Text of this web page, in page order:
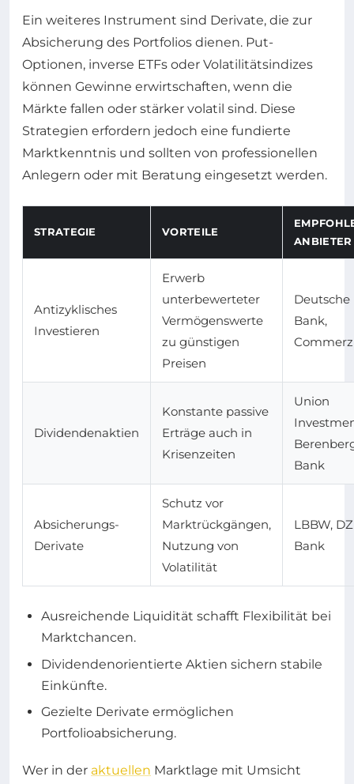
Ein weiteres Instrument sind Derivate, die zur
Absicherung des Portfolios dienen. Put-
Optionen, inverse ETFs oder Volatilitätsindizes
können Gewinne erwirtschaften, wenn die
Märkte fallen oder stärker volatil sind. Diese
Strategien erfordern jedoch eine fundierte
Marktkenntnis und sollten von professionellen
Anlegern oder mit Beratung eingesetzt werden.
STRATEGIE VORTEILE
ANBIETER
Antizyklisches
Investieren
Erwerb
unterbewerteter
Vermögenswerte
zu günstigen
Preisen
Deutsche
Bank,
Dividendenaktien
Konstante passive
Erträge auch in
Krisenzeiten
Union
Bank
Absicherungs-
Derivate
Schutz vor
Marktrückgängen,
Nutzung von
Volatilität
LBBW, DZ
Bank
Ausreichende Liquidität schafft Flexibilität bei
Marktchancen.
Dividendenorientierte Aktien sichern stabile
Einkünfte.
Gezielte Derivate ermöglichen
Portfolioabsicherung.
Wer in der aktuellen Marktlage mit Umsicht